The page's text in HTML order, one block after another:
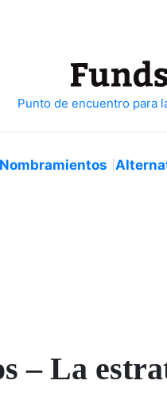
Nombramientos
– La